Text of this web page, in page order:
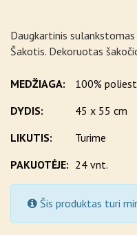
Daugkartinis
Šakotis. Dekoruotas
MEDŽIAGA:
100%
DYDIS:
45 x 55 cm
LIKUTIS:
Turime
PAKUOTĖJE: 24 vnt.
Šis produktas turi